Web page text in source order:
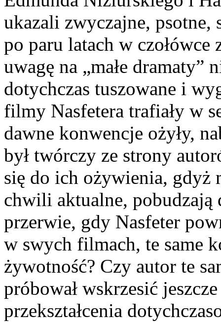
ukazali zwyczajne,
po paru latach w
uwagę na „małe
dotychczas tuszowane i
filmy Nasfetera trafiały w
dawne konwencje ożyły,
był twórczy ze strony
się do ich ożywienia, gdyż
chwili aktualne,
przerwie, gdy Nasfeter
w swych filmach, te same
żywotność? Czy autor te
próbował wskrzesić
przekształcenia